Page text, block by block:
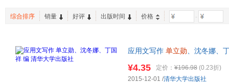
法律出版社
社会科学文献出版社
辽宁大学出版社
安徽科学技术出版社
机械工
中华书局
王岚
柯南道尔
周晓枫
赵进
习近平
综合排序 销量 好评 出版时间 价格 -
应用文写作 单立勋、沈冬娜、
¥4.35 定价： ¥196.98 (0.23折)
2015-12-01 /清华大学出版社